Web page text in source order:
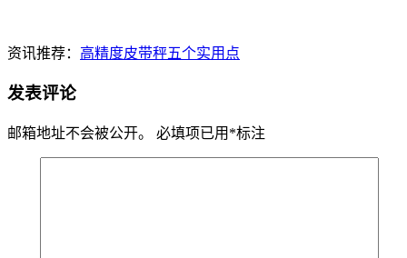
资讯推荐： 高精度皮带秤五个实用点
发表评论
邮箱地址不会被公开。 必填项已用 *标注